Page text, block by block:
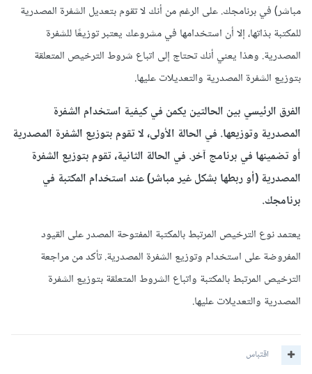
مباشر) في برنامجك. على الرغم من أنك لا تقوم بتعديل الشفرة المصدرية
للمكتبة بذاتها، إلا أن استخدامها في مشروعك يعتبر توزيعًا للشفرة
المصدرية. وهذا يعني أنك تحتاج إلى اتباع شروط الترخيص المتعلقة
بتوزيع الشفرة المصدرية والتعديلات عليها.
الفرق الرئيسي بين الحالتين يكمن في كيفية استخدام الشفرة
المصدرية وتوزيعها. في الحالة الأولى، لا تقوم بتوزيع الشفرة المصدرية
أو تضمينها في برنامج آخر. في الحالة الثانية، تقوم بتوزيع الشفرة
المصدرية (أو ربطها بشكل غير مباشر) عند استخدام المكتبة في
برنامجك.
يعتمد نوع الترخيص المرتبط بالمكتبة المفتوحة المصدر على القيود
المفروضة على استخدام وتوزيع الشفرة المصدرية. تأكد من مراجعة
الترخيص المرتبط بالمكتبة واتباع الشروط المتعلقة بتوزيع الشفرة
المصدرية والتعديلات عليها.
اقتباس